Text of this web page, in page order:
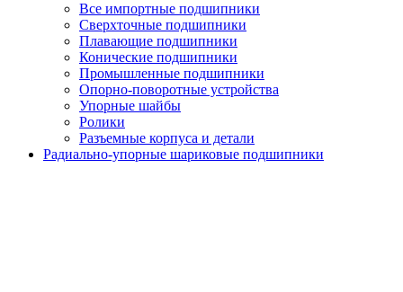
Все импортные подшипники
Сверхточные подшипники
Плавающие подшипники
Конические подшипники
Промышленные подшипники
Опорно-поворотные устройства
Упорные шайбы
Ролики
Разъемные корпуса и детали
Радиально-упорные шариковые подшипники